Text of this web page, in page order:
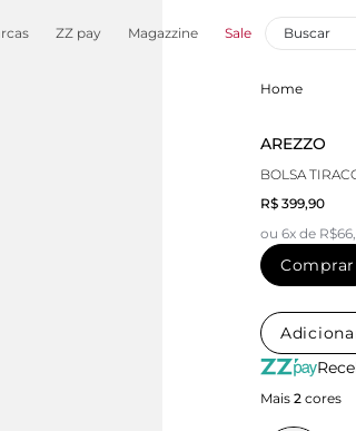
ZZ pay Magazzine Sale
Home
AREZZO
BOLSA
R$ 399,90
ou 6x de
Comprar
Mais 2 cores